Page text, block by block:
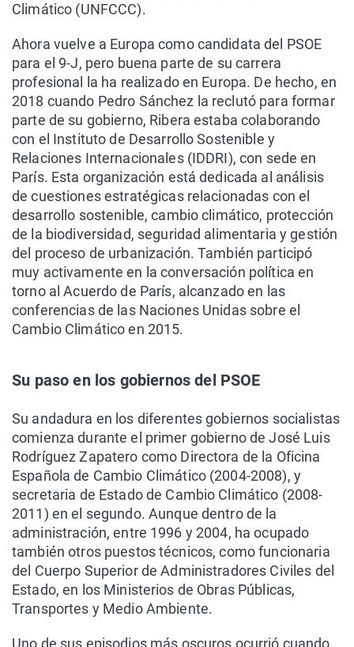
Climático (UNFCCC).
Ahora vuelve a Europa como candidata del PSOE
para el 9-J, pero buena parte de su carrera
profesional la ha realizado en Europa. De hecho, en
2018 cuando Pedro Sánchez la reclutó para formar
parte de su gobierno, Ribera estaba colaborando
con el Instituto de Desarrollo Sostenible y
Relaciones Internacionales (IDDRI), con sede en
París. Esta organización está dedicada al análisis
de cuestiones estratégicas relacionadas con el
desarrollo sostenible, cambio climático, protección
de la biodiversidad, seguridad alimentaria y gestión
del proceso de urbanización. También participó
muy activamente en la conversación política en
torno al Acuerdo de París, alcanzado en las
conferencias de las Naciones Unidas sobre el
Cambio Climático en 2015.
Su paso en los gobiernos del PSOE
Su andadura en los diferentes gobiernos socialistas
comienza durante el primer gobierno de José Luis
Rodríguez Zapatero como Directora de la Oficina
Española de Cambio Climático (2004-2008), y
secretaria de Estado de Cambio Climático (2008-
2011) en el segundo. Aunque dentro de la
administración, entre 1996 y 2004, ha ocupado
también otros puestos técnicos, como funcionaria
del Cuerpo Superior de Administradores Civiles del
Estado, en los Ministerios de Obras Públicas,
Transportes y Medio Ambiente.
Uno de sus episodios más oscuros ocurrió cuando